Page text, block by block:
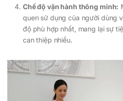
Chế độ vận hành thông minh:
quen sử dụng của người dùng
độ phù hợp nhất, mang lại sự
can thiệp nhiều.